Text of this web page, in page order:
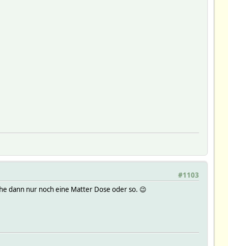
549.4504 kWh
549.4509 kWh
549.4512 kWh
#1103
dann nur noch eine Matter Dose oder so. 😉